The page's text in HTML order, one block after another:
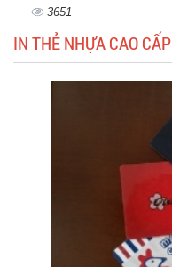
3651
IN THẺ NHỰA CAO CẤP